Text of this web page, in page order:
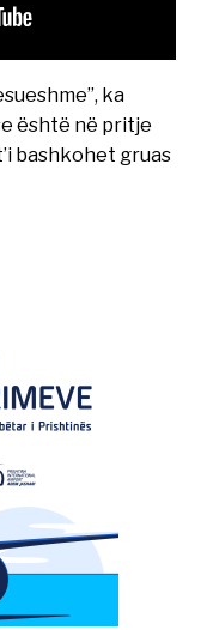
ka
është në pritje
bashkohet gruas